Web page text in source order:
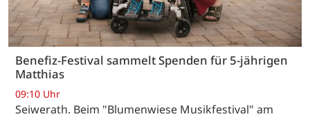
Benefiz-Festival sammelt Spenden für 5-jährigen
Matthias
09:10 Uhr
Seiwerath. Beim "Blumenwiese Musikfestival" am